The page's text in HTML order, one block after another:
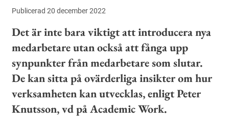
Publicerad 20 december 2022
Det är inte bara viktigt att introducera nya
medarbetare utan också att fånga upp
synpunkter från medarbetare som slutar.
De kan sitta på ovärderliga insikter om hur
verksamheten kan utvecklas, enligt Peter
Knutsson, vd på Academic Work.